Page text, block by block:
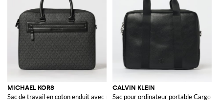
MICHAEL KORS
Sac de travail en coton enduit avec monogramme MK all over
CALVIN KLEIN
Sac pour ordinateur portable Cargo